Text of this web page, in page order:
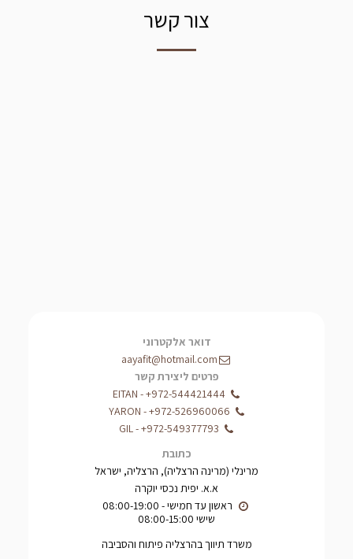
צור קשר
דואר אלקטרוני
aayafit@hotmail.com
פרטים ליצירת קשר
+972-544421444
-
EITAN
+972-526960066
-
YARON
+972-549377793
-
GIL
כתובת
מרינלי (מרינה הרצליה), הרצליה, ישראל
א.א. יפית נכסי יוקרה
שישי 08:00-15:00
משרד תיווך בהרצליה פיתוח והסביבה